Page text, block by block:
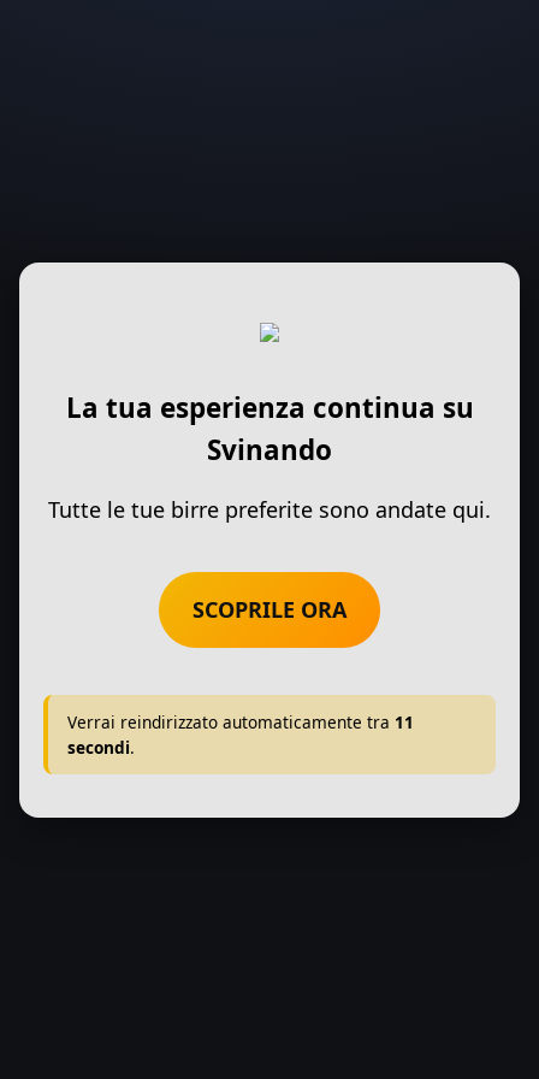
La tua esperienza continua su
Svinando
Tutte le tue birre preferite sono andate qui.
SCOPRILE ORA
Verrai reindirizzato automaticamente tra 11
secondi.